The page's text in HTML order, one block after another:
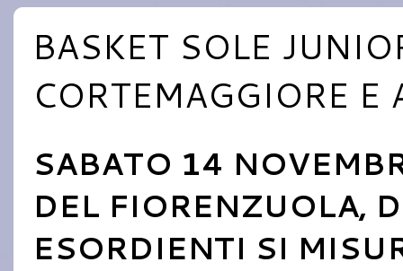
BASKET SOLE
CORTEMAGGIORE E
SABATO 14
DEL FIORENZUOLA,
ESORDIENTI SI